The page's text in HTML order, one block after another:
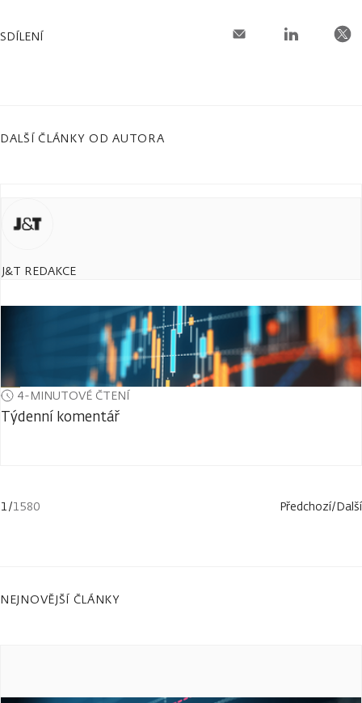
SDÍLENÍ
DALŠÍ ČLÁNKY OD AUTORA
J&T REDAKCE
4-MINUTOVÉ ČTENÍ
Týdenní komentář
1/1580 Předchozí/Další
NEJNOVĚJŠÍ ČLÁNKY